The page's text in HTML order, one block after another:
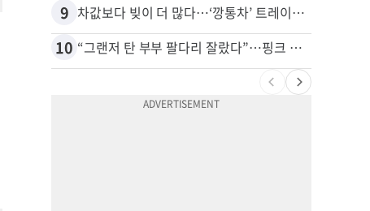
9 차값보다 빚이 더 많다…‘깡통차’ 트레이드인 급증
10 “그랜저 탄 부부 팔다리 잘랐다”…핑크 살인공장 충격 실체